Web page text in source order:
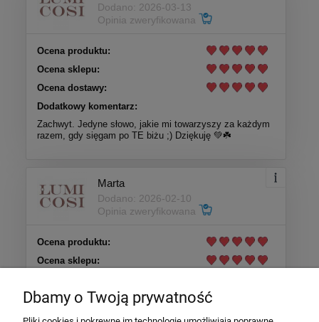
Dodano: 2026-03-13
Opinia zweryfikowana
Ocena produktu:
Ocena sklepu:
Ocena dostawy:
Dodatkowy komentarz:
Zachwyt. Jedyne słowo, jakie mi towarzyszy za każdym
razem, gdy sięgam po TE biżu ;) Dziękuję 💚☘️
Marta
Dodano: 2026-02-10
Opinia zweryfikowana
Ocena produktu:
Ocena sklepu:
Dodatkowy komentarz:
Bransoletka dokładnie taka jak miała być. Wysyłka
Dbamy o Twoją prywatność